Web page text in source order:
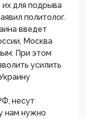
для подрыва
политолог.
введет
Москва
При этом
усилить
несут
нам нужно